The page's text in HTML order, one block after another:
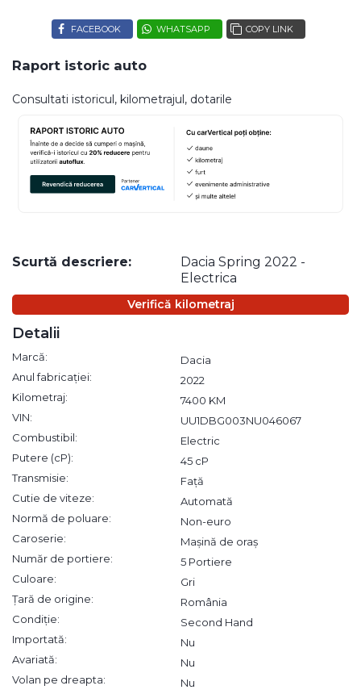
FACEBOOK WHATSAPP COPY LINK
Raport istoric auto
Consultati istoricul, kilometrajul, dotarile
Scurtă descriere:
Dacia Spring 2022 -
Electrica
Verifică kilometraj
Detalii
Marcă:
Dacia
Anul fabricației:
2022
Kilometraj:
7400 KM
VIN:
UU1DBG003NU046067
Combustibil:
Electric
Putere (cP):
45 cP
Transmisie:
Față
Cutie de viteze:
Automată
Normă de poluare:
Non-euro
Caroserie:
Mașină de oraș
Număr de portiere:
5 Portiere
Culoare:
Gri
Țară de origine:
România
Condiție:
Second Hand
Importată:
Nu
Avariată:
Nu
Volan pe dreapta:
Nu